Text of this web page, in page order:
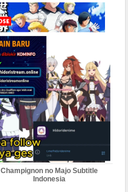
Captain Tsubasa Season 2:
Junior Youth-hen subtitle
indonesia
Champignon no Majo Subtitle
Indonesia